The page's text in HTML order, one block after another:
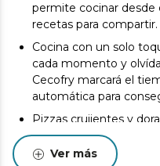
permite cocinar desde
recetas para compartir.
Cocina con un solo
cada momento y
Cecofry marcará el
automática para
Pizzas crujientes y
auténticas en su
crujientes y doradas.
Ver más